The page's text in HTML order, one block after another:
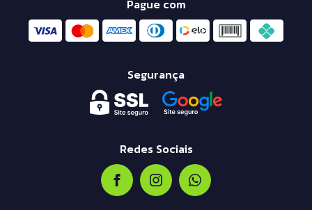
Pague com
Segurança
Redes Sociais